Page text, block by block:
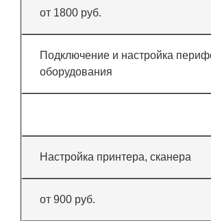
от 1800 руб.
Подключение и настройка
оборудования
Настройка принтера, сканера
от 900 руб.